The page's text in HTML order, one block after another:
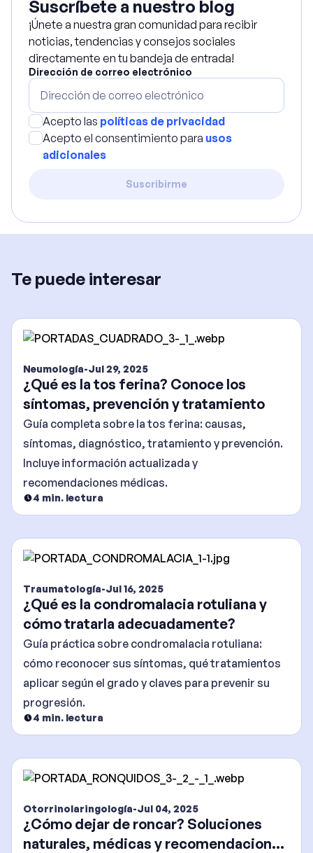
Suscríbete a nuestro blog
¡Únete a nuestra gran comunidad para recibir
noticias, tendencias y consejos sociales
directamente en tu bandeja de entrada!
Dirección de correo electrónico
Acepto las políticas de privacidad
Acepto el consentimiento para usos
adicionales
Suscribirme
Te puede interesar
Neumología-Jul 29, 2025
¿Qué es la tos ferina? Conoce los
síntomas, prevención y tratamiento
Guía completa sobre la tos ferina: causas,
síntomas, diagnóstico, tratamiento y prevención.
Incluye información actualizada y
recomendaciones médicas.
4 min. lectura
Traumatología-Jul 16, 2025
¿Qué es la condromalacia rotuliana y
cómo tratarla adecuadamente?
Guía práctica sobre condromalacia rotuliana:
cómo reconocer sus síntomas, qué tratamientos
aplicar según el grado y claves para prevenir su
progresión.
4 min. lectura
Otorrinolaringología-Jul 04, 2025
¿Cómo dejar de roncar? Soluciones
naturales, médicas y recomendaciones